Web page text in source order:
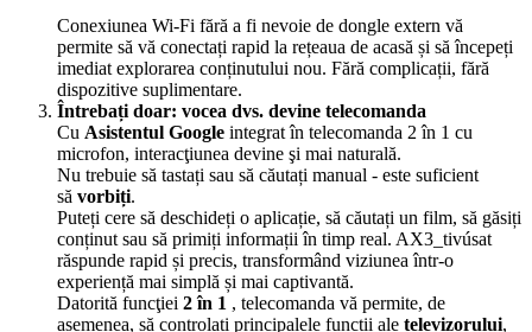
Conexiunea Wi-Fi fără a fi nevoie de dongle extern vă
permite să vă conectați rapid la rețeaua de acasă și să începeți
imediat explorarea conținutului nou. Fără complicații, fără
dispozitive suplimentare.
Întrebați doar: vocea dvs. devine telecomanda
Cu Asistentul Google integrat în telecomanda 2 în 1 cu
microfon, interacţiunea devine şi mai naturală.
Nu trebuie să tastați sau să căutați manual - este suficient
să vorbiți.
Puteți cere să deschideți o aplicație, să căutați un film, să găsiți
conținut sau să primiți informații în timp real. AX3_tivúsat
răspunde rapid și precis, transformând viziunea într-o
experiență mai simplă și mai captivantă.
Datorită funcţiei 2 în 1 , telecomanda vă permite, de
asemenea, să controlați principalele funcții ale televizorului,